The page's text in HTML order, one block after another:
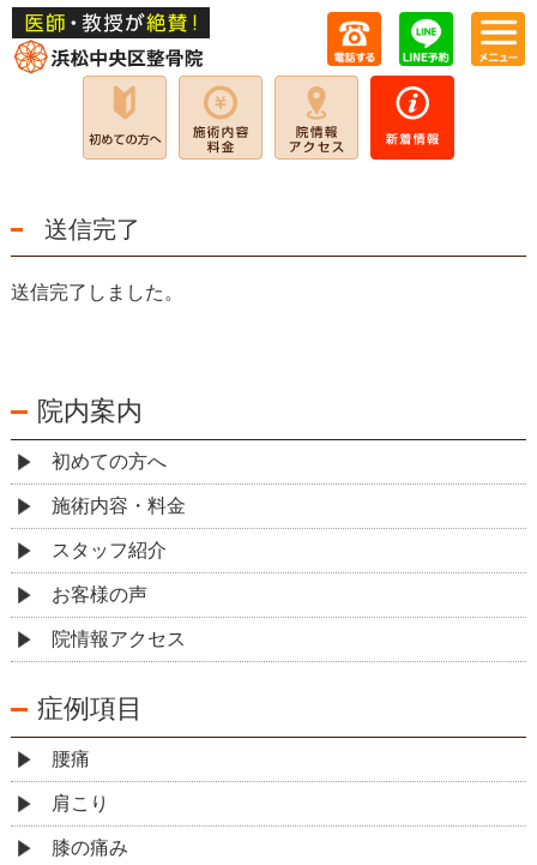
送信完了
送信完了しました。
院内案内
初めての方へ
施術内容・料金
スタッフ紹介
お客様の声
院情報アクセス
症例項目
腰痛
肩こり
膝の痛み